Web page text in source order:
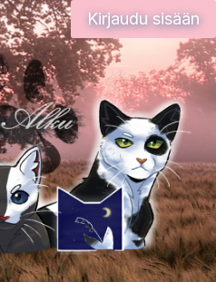
Kirjaudu sisään